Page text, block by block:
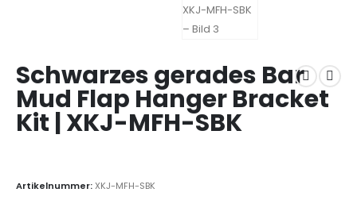
Schwarzes gerades Bar
Mud Flap Hanger Bracket
Kit | XKJ-MFH-SBK
Artikelnummer:XKJ-MFH-SBK